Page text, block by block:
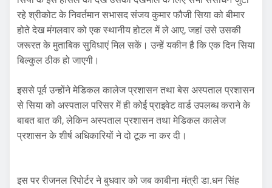
रहे श्रीकोट के निवर्तमान सभासद संजय कुमार फौजी सिया को बीमार
होते देख मंगलवार को एक स्थानीय होटल में ले आए, जहां उसे उसकी
जरूरत के मुताबिक सुविधाएं मिल सकें। उन्हें यकीन है कि एक दिन सिया
बिल्कुल ठीक हो जाएगी।
इससे पूर्व उन्होंने मेडिकल कालेज प्रशासन तथा बेस अस्पताल प्रशासन
से सिया को अस्पताल परिसर में ही कोई प्राइवेट वार्ड उपलब्ध कराने के
बाबत बात की, लेकिन अस्पताल प्रशासन तथा मेडिकल कालेज
प्रशासन के शीर्ष अधिकारियों ने दो टूक ना कर दी।
इस पर रीजनल रिपोर्टर ने बुधवार को जब काबीना मंत्री डा.धन सिंह